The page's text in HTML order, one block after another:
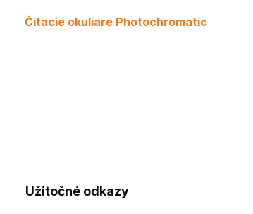
Čítacie okuliare Photochromatic
Užitočné odkazy